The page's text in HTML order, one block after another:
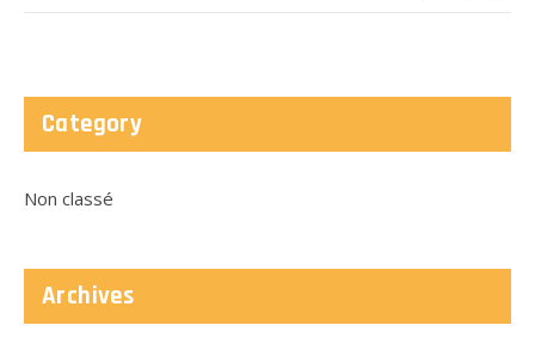
Category
Non classé
Archives